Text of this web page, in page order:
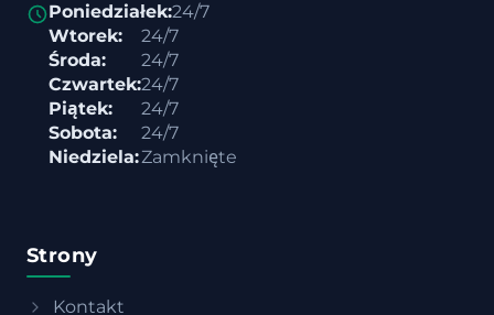
Poniedziałek:24/7
Wtorek:
24/7
Środa:
24/7
Czwartek:24/7
Piątek:
24/7
Sobota:
24/7
Niedziela:Zamknięte
Strony
Kontakt